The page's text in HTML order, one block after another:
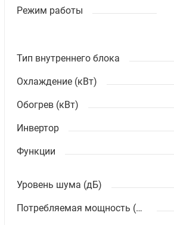
Режим работы
Тип внутреннего блока
Охлаждение (кВт)
Обогрев (кВт)
Инвертор
Функции
Уровень шума (дБ)
Потребляемая мощность (кВт)